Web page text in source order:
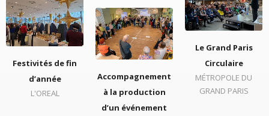
Le Grand Paris
Circulaire
MÉTROPOLE DU
GRAND PARIS
Festivités de fin
d’année
L'OREAL
Accompagnement
à la production
d’un événement